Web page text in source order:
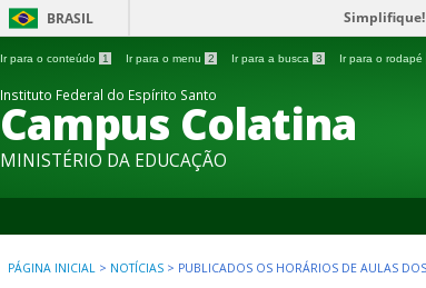
BRASIL Simplifique!
Ir para o conteúdo 1 Ir para o menu 2 Ir para a busca 3 Ir para o rodapé
Instituto Federal do Espírito Santo
Campus Colatina
MINISTÉRIO DA EDUCAÇÃO
PÁGINA INICIAL > NOTÍCIAS > PUBLICADOS OS HORÁRIOS DE AULAS